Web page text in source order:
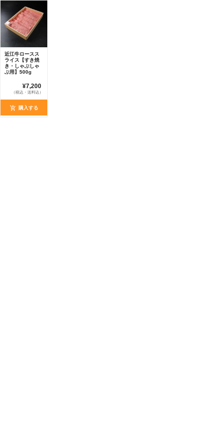
近江牛ロースス
ライス【すき焼
き・しゃぶしゃ
ぶ用】500g
¥7,200
（税込・送料込）
購入する